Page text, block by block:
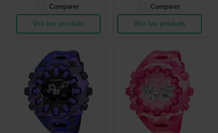
Comparer
Voir les produits
Comparer
Voir les produits